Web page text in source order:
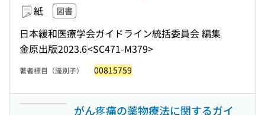
紙 図書
日本緩和医療学会ガイドライン統括委員会 編集
金原出版2023.6<SC471-M379>
著者標目（識別子） 00815759
がん疼痛の薬物療法に関するガイ